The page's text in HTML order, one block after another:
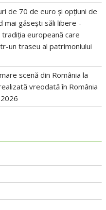
de 70 de euro și opțiuni de
mai găsești săli libere -
europeană care
un traseu al patrimoniului
scenă din România la
vreodată în România